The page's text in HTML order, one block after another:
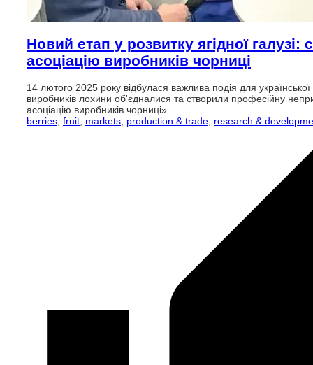
Новий етап у розвитку ягідної галузі:
асоціацію виробників чорниці
14 лютого 2025 року відбулася важлива подія для української
виробників лохини об'єдналися та створили професійну
асоціацію виробників чорниці».
berries fruit markets production & trade research &